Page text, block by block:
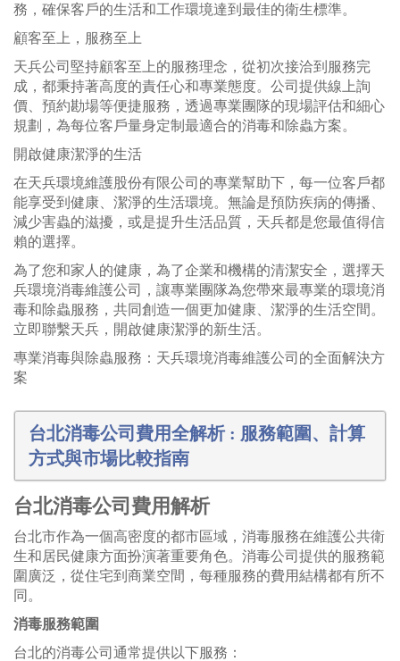
務，確保客戶的生活和工作環境達到最佳的衛生標準。
顧客至上，服務至上
天兵公司堅持顧客至上的服務理念，從初次接洽到服務完
成，都秉持著高度的責任心和專業態度。公司提供線上詢
價、預約勘場等便捷服務，透過專業團隊的現場評估和細心
規劃，為每位客戶量身定制最適合的消毒和除蟲方案。
開啟健康潔淨的生活
在天兵環境維護股份有限公司的專業幫助下，每一位客戶都
能享受到健康、潔淨的生活環境。無論是預防疾病的傳播、
減少害蟲的滋擾，或是提升生活品質，天兵都是您最值得信
賴的選擇。
為了您和家人的健康，為了企業和機構的清潔安全，選擇天
兵環境消毒維護公司，讓專業團隊為您帶來最專業的環境消
毒和除蟲服務，共同創造一個更加健康、潔淨的生活空間。
立即聯繫天兵，開啟健康潔淨的新生活。
專業消毒與除蟲服務：天兵環境消毒維護公司的全面解決方
案
台北消毒公司費用全解析 : 服務範圍、計算
方式與市場比較指南
台北消毒公司費用解析
台北市作為一個高密度的都市區域，消毒服務在維護公共衛
生和居民健康方面扮演著重要角色。消毒公司提供的服務範
圍廣泛，從住宅到商業空間，每種服務的費用結構都有所不
同。
消毒服務範圍
台北的消毒公司通常提供以下服務：